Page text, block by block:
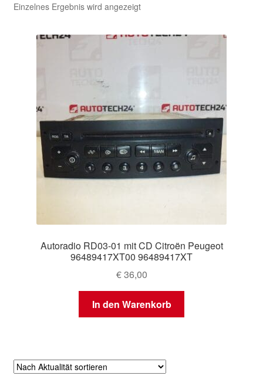
Einzelnes Ergebnis wird angezeigt
Autoradio RD03-01 mit CD Citroën Peugeot
96489417XT00 96489417XT
€36,00
In den Warenkorb